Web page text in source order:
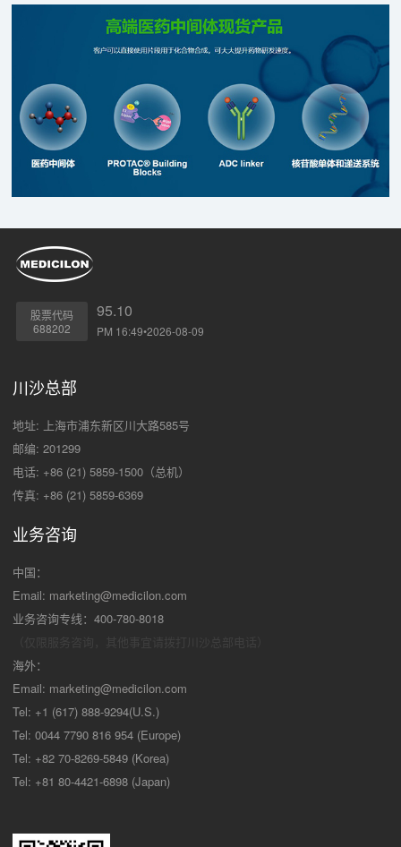
据协议条款，岸迈生物有权收取高达2.1亿美元的资金，包括
首付款，和开发、注册和商业化相关的里程碑付款，以及特许
股票代码
688202
95.10
PM 16:49•2026-08-09
川沙总部
地址: 上海市浦东新区川大路585号
邮编: 201299
电话: +86 (21) 5859-1500（总机）
传真: +86 (21) 5859-6369
业务咨询
中国：
Email: marketing@medicilon.com
业务咨询专线：400-780-8018
海外：
Email: marketing@medicilon.com
Tel: +1 (617) 888-9294(U.S.)
Tel: 0044 7790 816 954 (Europe)
Tel: +82 70-8269-5849 (Korea)
Tel: +81 80-4421-6898 (Japan)